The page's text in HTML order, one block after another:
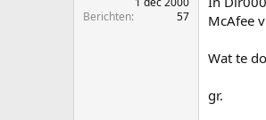
e
Berichten
57
McAfee
Wat te
gr.